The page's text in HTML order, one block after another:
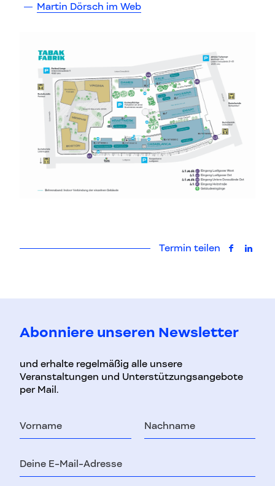
Martin Dörsch im Web
Termin teilen auf auf
Abonniere unseren Newsletter
und erhalte regelmäßig alle unsere
Veranstaltungen und Unterstützungsangebote
per Mail.
Nachname
Mail-